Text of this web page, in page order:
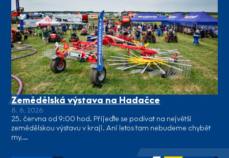
Zemědělská výstava na Hadačce
8. 6. 2026
25. června od 9:00 hod. Přijeďte se podívat na největší
zemědělskou výstavu v kraji. Ani letos tam nebudeme chybět
my.…